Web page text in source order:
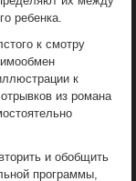
ребенка.
к смотру
к
из романа
и обобщить
программы,